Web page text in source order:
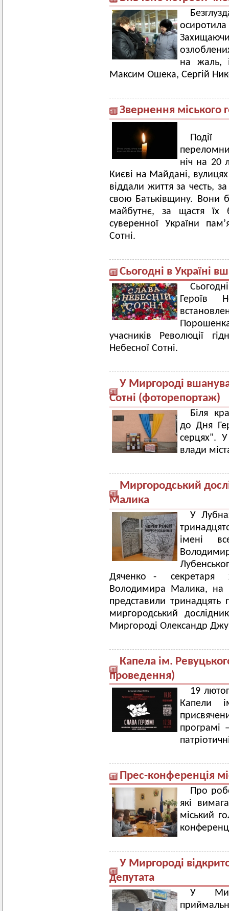
на жаль,
Максим Ошека, Сергій
Звернення міського
Події
ніч на 20
Києві на Майдані, вулицях
віддали життя за честь,
свою Батьківщину. Вони
майбутнє, за щастя їх
суверенної України
Сотні.
Сьогодні в Україні
Героїв
учасників Революції
Небесної Сотні.
У Миргороді
Сотні (фоторепортаж)
Біля
до Дня
серцях". У
влади
Миргородський
Малика
У
імені
Дяченко - секретаря
Володимира Малика, на
представили тринадцять
миргородський
Миргороді Олександр
Капела ім.
проведення)
19
Капели
програмі
Прес-конференція
Про
які
міський
У Миргороді
депутата
У